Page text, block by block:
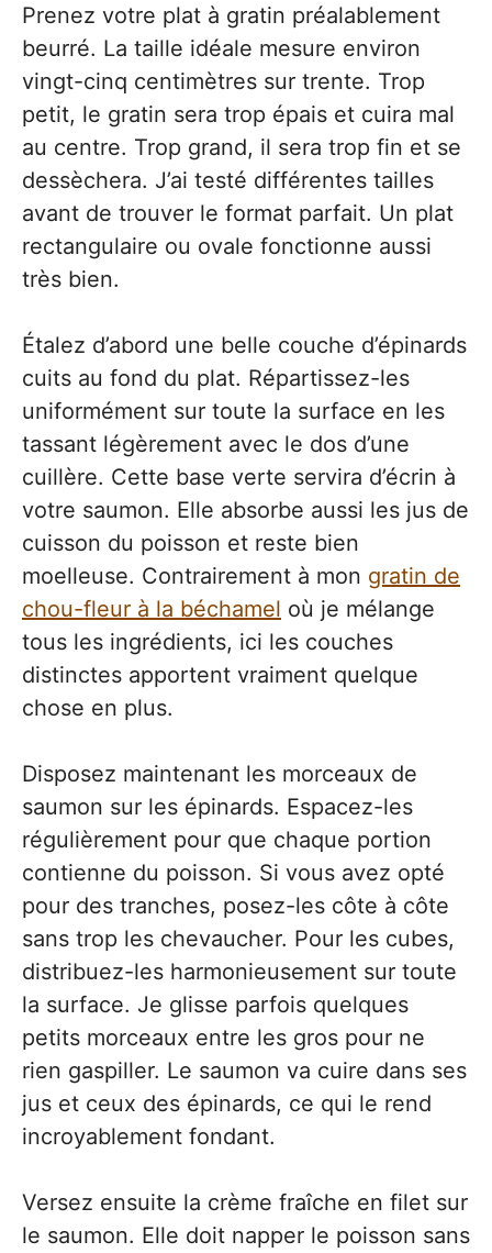
Prenez votre plat à gratin préalablement
beurré. La taille idéale mesure environ
vingt-cinq centimètres sur trente. Trop
petit, le gratin sera trop épais et cuira mal
au centre. Trop grand, il sera trop fin et se
dessèchera. J’ai testé différentes tailles
avant de trouver le format parfait. Un plat
rectangulaire ou ovale fonctionne aussi
très bien.
Étalez d’abord une belle couche d’épinards
cuits au fond du plat. Répartissez-les
uniformément sur toute la surface en les
tassant légèrement avec le dos d’une
cuillère. Cette base verte servira d’écrin à
votre saumon. Elle absorbe aussi les jus de
cuisson du poisson et reste bien
moelleuse. Contrairement à mon gratin de
chou-fleur à la béchamel où je mélange
tous les ingrédients, ici les couches
distinctes apportent vraiment quelque
chose en plus.
Disposez maintenant les morceaux de
saumon sur les épinards. Espacez-les
régulièrement pour que chaque portion
contienne du poisson. Si vous avez opté
pour des tranches, posez-les côte à côte
sans trop les chevaucher. Pour les cubes,
distribuez-les harmonieusement sur toute
la surface. Je glisse parfois quelques
petits morceaux entre les gros pour ne
rien gaspiller. Le saumon va cuire dans ses
jus et ceux des épinards, ce qui le rend
incroyablement fondant.
Versez ensuite la crème fraîche en filet sur
le saumon. Elle doit napper le poisson sans